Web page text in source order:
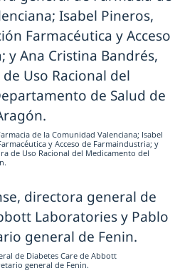
de la Comunidad Valenciana; Isabel
y Acceso de Farmaindustria; y
de Uso Racional del Medicamento del
de Diabetes Care de Abbott
general de Fenin.